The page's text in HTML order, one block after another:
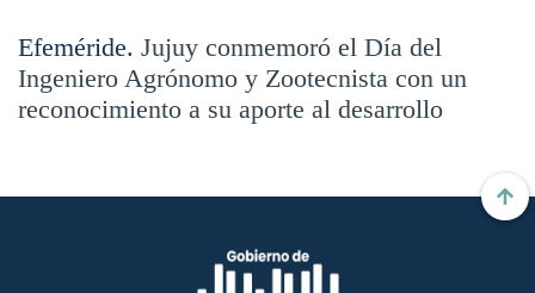
Efeméride. Jujuy conmemoró el Día del
Ingeniero Agrónomo y Zootecnista con un
reconocimiento a su aporte al desarrollo